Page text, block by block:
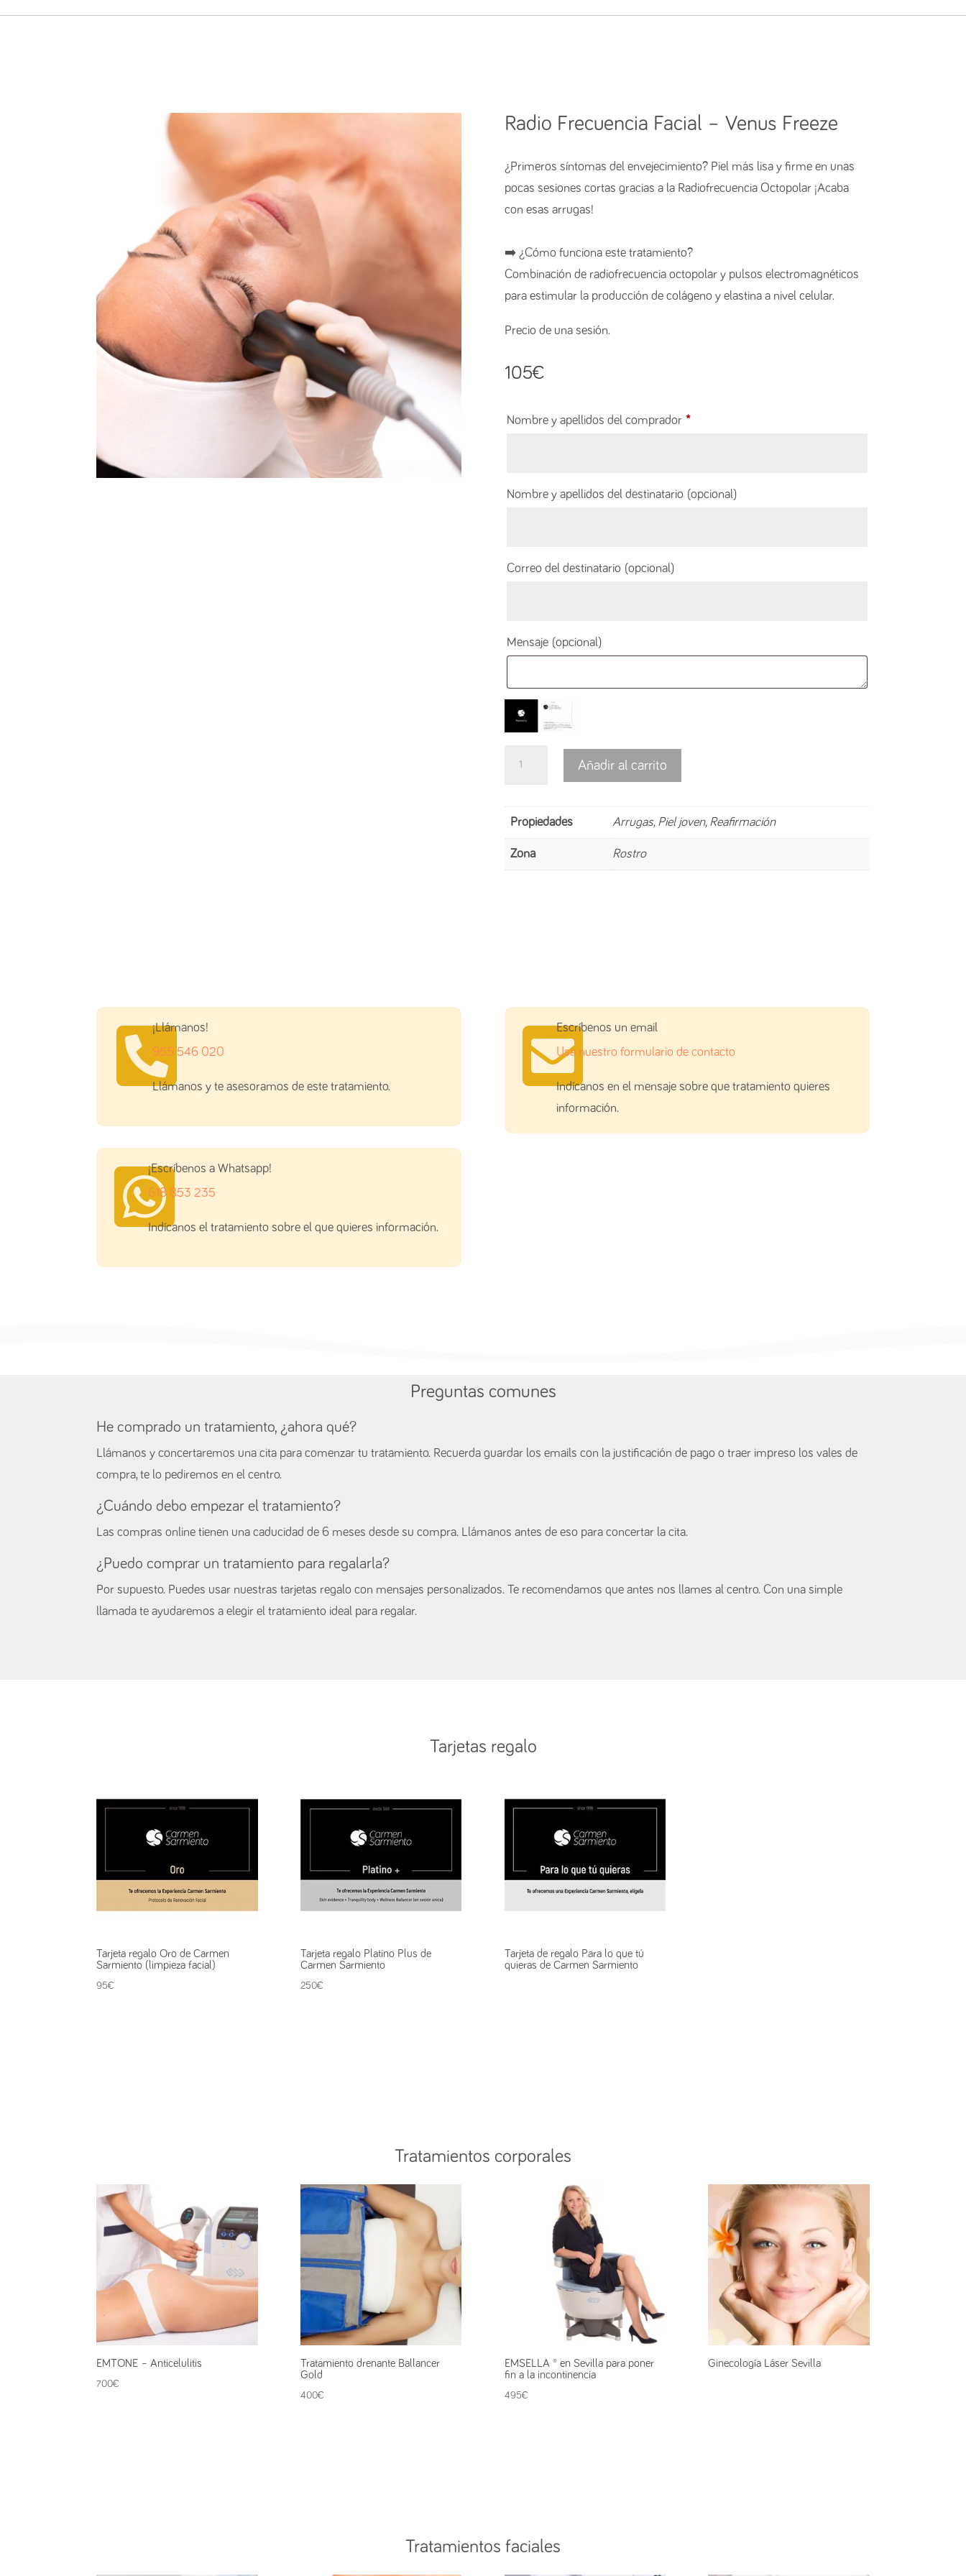
Radio Frecuencia Facial – Venus Freeze
¿Primeros síntomas del envejecimiento? Piel más lisa y firme en unas
pocas sesiones cortas gracias a la Radiofrecuencia Octopolar⁣⁣⁣ ¡Acaba
con esas arrugas!
➡️ ¿Cómo funciona este tratamiento?⁣⁣⁣⁣⁣⁣⁣⁣
Combinación de radiofrecuencia octopolar y pulsos electromagnéticos
para estimular la producción de colágeno y elastina a nivel celular.⁣⁣⁣⁣⁣⁣⁣
Precio de una sesión.
105€
Nombre y apellidos del comprador *
Nombre y apellidos del destinatario (opcional)
Correo del destinatario (opcional)
Mensaje (opcional)
Venus
Añadir al carrito
Propiedades Arrugas, Piel joven, Reafirmación
Zona Rostro
¡Llámanos!
955 546 020
Llámanos y te asesoramos de este tratamiento.
¡Escríbenos a Whatsapp!
618 853 235
Indícanos el tratamiento sobre el que quieres información.
Escríbenos un email
Usa nuestro formulario de contacto
Indícanos en el mensaje sobre que tratamiento quieres
información.
Preguntas comunes
He comprado un tratamiento, ¿ahora qué?
Llámanos y concertaremos una cita para comenzar tu tratamiento. Recuerda guardar los emails con la justificación de pago o traer impreso los vales de
compra, te lo pediremos en el centro.
¿Cuándo debo empezar el tratamiento?
Las compras online tienen una caducidad de 6 meses desde su compra. Llámanos antes de eso para concertar la cita.
¿Puedo comprar un tratamiento para regalarla?
Por supuesto. Puedes usar nuestras tarjetas regalo con mensajes personalizados. Te recomendamos que antes nos llames al centro. Con una simple
llamada te ayudaremos a elegir el tratamiento ideal para regalar.
Tarjetas regalo
Tarjeta regalo Oro de Carmen
Sarmiento (limpieza facial)
95€
Tarjeta regalo Platino Plus de
Carmen Sarmiento
250€
Tarjeta de regalo Para lo que tú
quieras de Carmen Sarmiento
Tratamientos corporales
EMTONE – Anticelulitis
700€
Tratamiento drenante Ballancer
Gold
400€
EMSELLA ® en Sevilla para poner
fin a la incontinencia
495€
Ginecología Láser Sevilla
Tratamientos faciales